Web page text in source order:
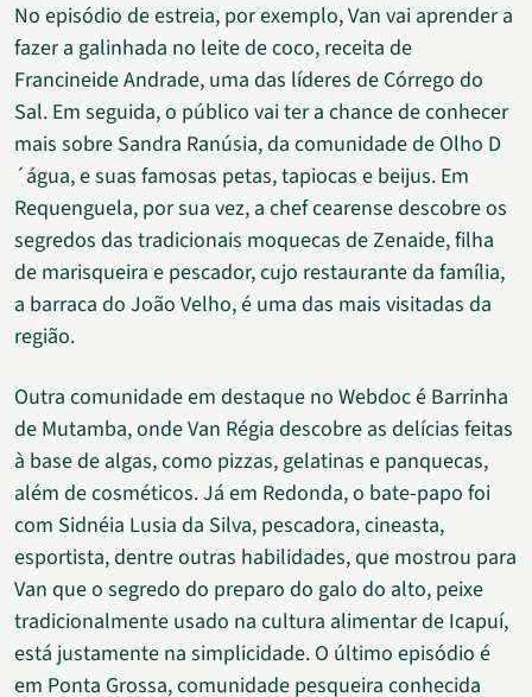
No episódio de estreia, por exemplo, Van vai aprender a
fazer a galinhada no leite de coco, receita de
Francineide Andrade, uma das líderes de Córrego do
Sal. Em seguida, o público vai ter a chance de conhecer
mais sobre Sandra Ranúsia, da comunidade de Olho D
´água, e suas famosas petas, tapiocas e beijus. Em
Requenguela, por sua vez, a chef cearense descobre os
segredos das tradicionais moquecas de Zenaide, filha
de marisqueira e pescador, cujo restaurante da família,
a barraca do João Velho, é uma das mais visitadas da
região.
Outra comunidade em destaque no Webdoc é Barrinha
de Mutamba, onde Van Régia descobre as delícias feitas
à base de algas, como pizzas, gelatinas e panquecas,
além de cosméticos. Já em Redonda, o bate-papo foi
com Sidnéia Lusia da Silva, pescadora, cineasta,
esportista, dentre outras habilidades, que mostrou para
Van que o segredo do preparo do galo do alto, peixe
tradicionalmente usado na cultura alimentar de Icapuí,
está justamente na simplicidade. O último episódio é
em Ponta Grossa, comunidade pesqueira conhecida